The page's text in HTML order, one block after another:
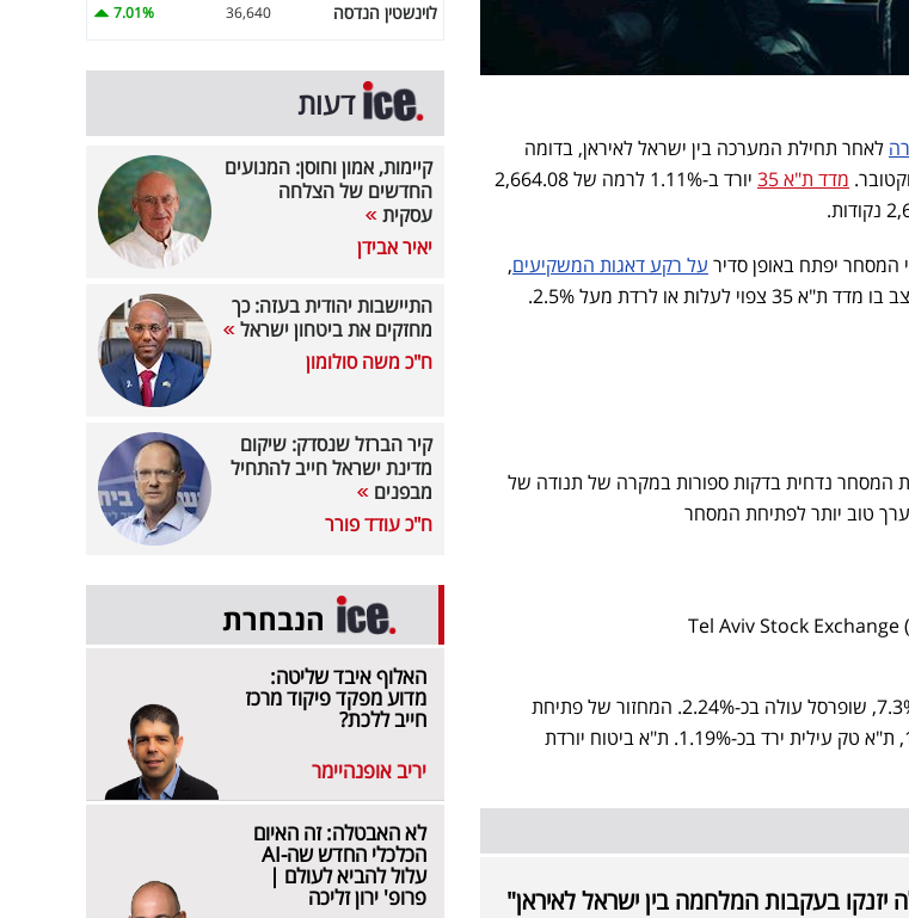
לאחר תחילת המערכה בין ישראל לאיראן, בדומה
מדד ת"א 35
יורד ב-1.11% לרמה של 2,664.08
המסחר יפתח באופן סדיר על רקע דאגות המשקיעים,
או לרדת מעל 2.5%.
המסחר נדחית בדקות ספורות במקרה של תנודה של
מדד הבנקים יורד בכ-2.5%, אלביט מערכות עולה בכ-7.3%, שופרסל עולה בכ-2.24%. המחזור של פתיחת
המסחר עמד על 90 מיליארד. ת"א נדל"ן ירד בכ-1.37%, ת"א טק עילית ירד בכ-1.19%. ת"א ביטוח יורדת
יזנקו בעקבות המלחמה בין ישראל לאיראן"
לוינשטין הנדסה 36,640
7.01%
דעות
קיימות, אמון וחוסן: המנועים
החדשים של הצלחה
עסקית
יאיר אבידן
התיישבות יהודית בעזה: כך
מחזקים את ביטחון ישראל
ח"כ משה סולומון
קיר הברזל שנסדק: שיקום
מדינת ישראל חייב להתחיל
מבפנים
ח"כ עודד פורר
הנבחרת
האלוף איבד שליטה:
מדוע מפקד פיקוד מרכז
חייב ללכת?
יריב אופנהיימר
לא האבטלה: זה האיום
הכלכלי החדש שה-AI
עלול להביא לעולם |
פרופ' ירון זליכה